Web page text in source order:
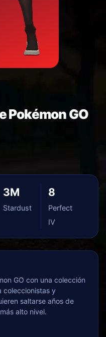
Pokémon GO
3M
Stardust
8
Perfect
IV
GO con una colección
coleccionistas y
saltarse años de
alto nivel.